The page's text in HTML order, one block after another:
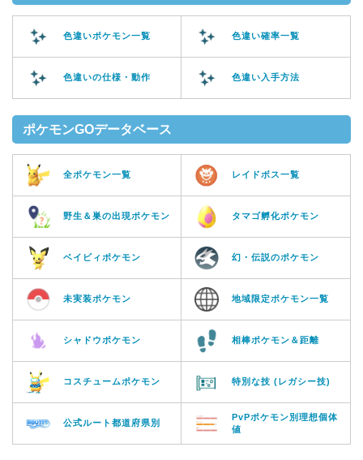
色違いポケモン一覧 色違い確率一覧
色違いの仕様・動作 色違い入手方法
ポケモンGOデータベース
全ポケモン一覧 レイドボス一覧
野生＆巣の出現ポケモン タマゴ孵化ポケモン
ベイビィポケモン 幻・伝説のポケモン
未実装ポケモン 地域限定ポケモン一覧
シャドウポケモン 相棒ポケモン＆距離
コスチュームポケモン 特別な技 (レガシー技)
公式ルート都道府県別
PvPポケモン別理想個体
値